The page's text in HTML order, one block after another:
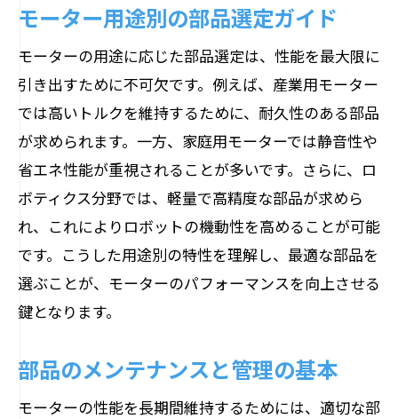
モーター用途別の部品選定ガイド
モーターの用途に応じた部品選定は、性能を最大限に
引き出すために不可欠です。例えば、産業用モーター
では高いトルクを維持するために、耐久性のある部品
が求められます。一方、家庭用モーターでは静音性や
省エネ性能が重視されることが多いです。さらに、ロ
ボティクス分野では、軽量で高精度な部品が求めら
れ、これによりロボットの機動性を高めることが可能
です。こうした用途別の特性を理解し、最適な部品を
選ぶことが、モーターのパフォーマンスを向上させる
鍵となります。
部品のメンテナンスと管理の基本
モーターの性能を長期間維持するためには、適切な部